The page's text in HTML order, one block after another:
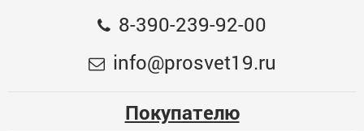
8-390-239-92-00
info@prosvet19.ru
Покупателю